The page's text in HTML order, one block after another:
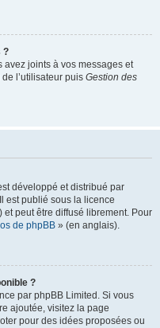
?
avez joints à vos messages et
l’utilisateur puis Gestion des
développé et distribué par
est publié sous la licence
peut être diffusé librement. Pour
de phpBB » (en anglais).
?
par phpBB Limited. Si vous
ajoutée, visitez la page
pour des idées proposées ou